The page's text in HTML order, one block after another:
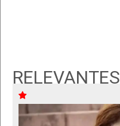
RELEVANTES